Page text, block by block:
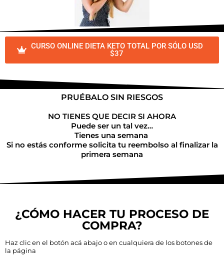
CURSO ONLINE DIETA KETO TOTAL POR SÓLO USD
$37
PRUÉBALO SIN RIESGOS
NO TIENES QUE DECIR SI AHORA
Puede ser un tal vez…
Tienes una semana
Si no estás conforme solicita tu reembolso al finalizar la
primera semana
¿CÓMO HACER TU PROCESO DE
COMPRA?
Haz clic en el botón acá abajo o en cualquiera de los botones de
la página